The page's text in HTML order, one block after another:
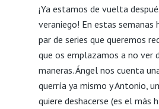
¡Ya estamos de vuelta
veraniego! En estas semanas
par de series que queremos
que os emplazamos a no ver
maneras. Ángel nos cuenta
querría ya mismo y Antonio,
quiere deshacerse (es el más